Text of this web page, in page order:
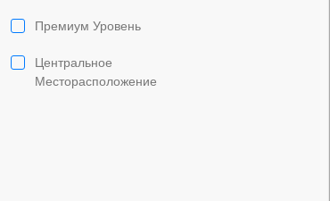
Премиум Уровень
Центральное
Месторасположение